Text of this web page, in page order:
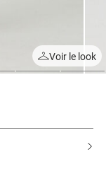
Voir le look